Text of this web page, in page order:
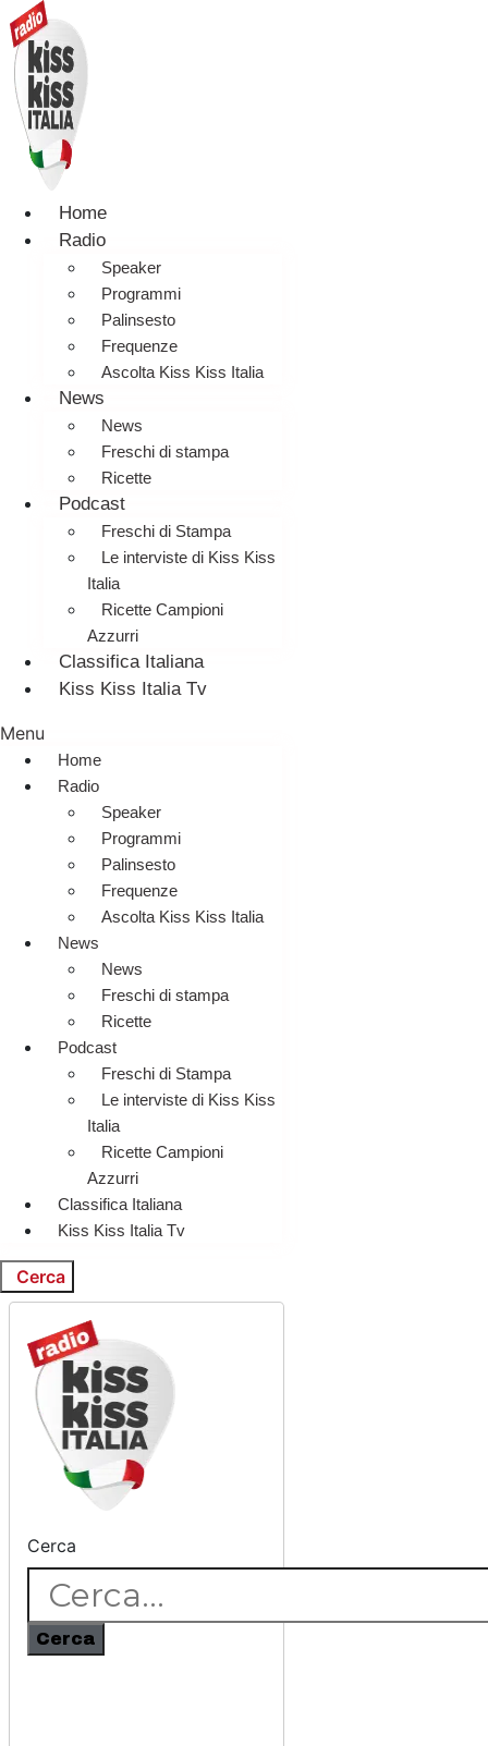
Home
Radio
Speaker
Programmi
Palinsesto
Frequenze
Ascolta Kiss Kiss Italia
News
News
Freschi di stampa
Ricette
Podcast
Freschi di Stampa
Le interviste di Kiss Kiss
Italia
Ricette Campioni
Azzurri
Classifica Italiana
Kiss Kiss Italia Tv
Menu
Home
Radio
Speaker
Programmi
Palinsesto
Frequenze
Ascolta Kiss Kiss Italia
News
News
Freschi di stampa
Ricette
Podcast
Freschi di Stampa
Le interviste di Kiss Kiss
Italia
Ricette Campioni
Azzurri
Classifica Italiana
Kiss Kiss Italia Tv
Cerca
Cerca
Cerca